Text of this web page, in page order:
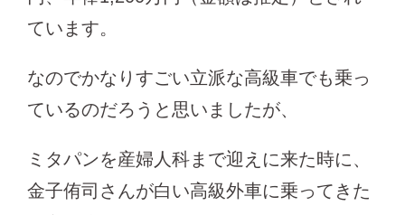
ています。
なのでかなりすごい立派な高級車でも乗っ
ているのだろうと思いましたが、
ミタパンを産婦人科まで迎えに来た時に、
金子侑司さんが白い高級外車に乗ってきた